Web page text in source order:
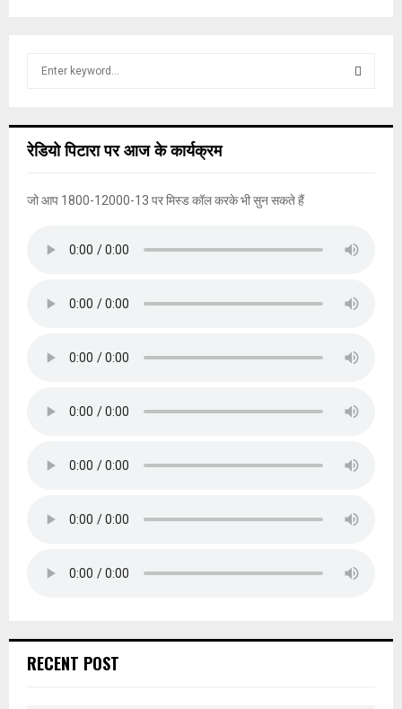
c
h
o
C
रेडियो पिटारा पर आज के कार्यक्रम
जो आप 1800-12000-13 पर मिस्ड कॉल करके भी सुन सकते हैं
RECENT POST